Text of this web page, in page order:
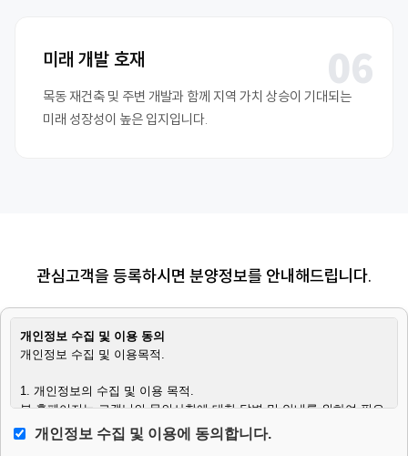
06
미래 개발 호재
목동 재건축 및 주변 개발과 함께 지역 가치 상승이 기대되는
미래 성장성이 높은 입지입니다.
관심고객을 등록하시면 분양정보를 안내해드립니다.
개인정보 수집 및 이용 동의
개인정보 수집 및 이용목적.
1. 개인정보의 수집 및 이용 목적.
본 홈페이지는 고객님의 문의사항에 대한 답변 및 안내를 위하여 필요
한 최소한의 범위 내에서 개인정보를 수집하고 있습니다.
개인정보 수집 및 이용에 동의합니다.